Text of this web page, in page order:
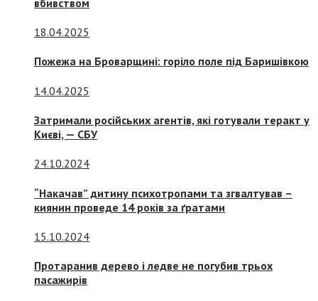
18.04.2025
Пожежа на Броварщині: горіло поле під Баришівкою
14.04.2025
Затримали російських агентів, які готували теракт у
Києві, — СБУ
24.10.2024
“Накачав” дитину психотропами та згвалтував –
киянин проведе 14 років за ґратами
15.10.2024
Протаранив дерево і ледве не погубив трьох
пасажирів